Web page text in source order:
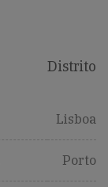
Distrito
Lisboa
Porto